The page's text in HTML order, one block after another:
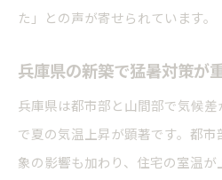
た」との声が寄せられています。
兵庫県の新築で猛暑対策が
兵庫県は都市部と山間部で気候
で夏の気温上昇が顕著です。都
象の影響も加わり、住宅の室温